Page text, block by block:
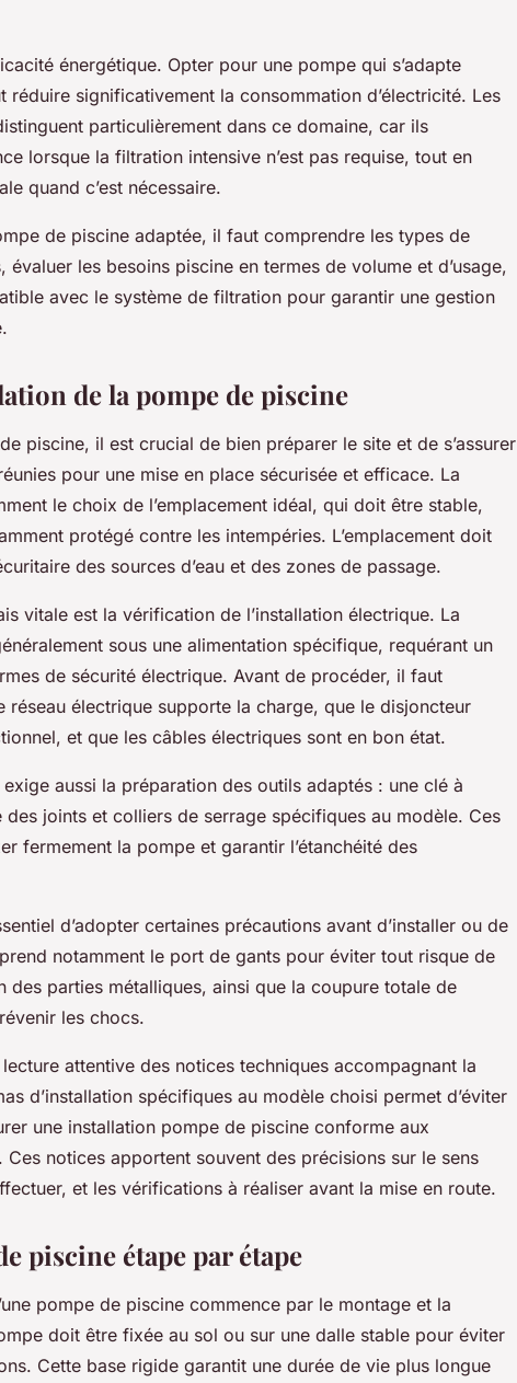
énergétique. Opter pour une pompe qui s’adapte
réduire significativement la consommation d’électricité. Les
particulièrement dans ce domaine, car ils
lorsque la filtration intensive n’est pas requise, tout en
quand c’est nécessaire.
de piscine adaptée, il faut comprendre les types de
les besoins piscine en termes de volume et d’usage,
avec le système de filtration pour garantir une gestion
de la pompe de piscine
piscine, il est crucial de bien préparer le site et de s’assurer
pour une mise en place sécurisée et efficace. La
le choix de l’emplacement idéal, qui doit être stable,
protégé contre les intempéries. L’emplacement doit
des sources d’eau et des zones de passage.
vitale est la vérification de l’installation électrique. La
sous une alimentation spécifique, requérant un
de sécurité électrique. Avant de procéder, il faut
réseau électrique supporte la charge, que le disjoncteur
et que les câbles électriques sont en bon état.
aussi la préparation des outils adaptés : une clé à
joints et colliers de serrage spécifiques au modèle. Ces
fermement la pompe et garantir l’étanchéité des
d’adopter certaines précautions avant d’installer ou de
notamment le port de gants pour éviter tout risque de
des parties métalliques, ainsi que la coupure totale de
les chocs.
attentive des notices techniques accompagnant la
d’installation spécifiques au modèle choisi permet d’éviter
une installation pompe de piscine conforme aux
notices apportent souvent des précisions sur le sens
et les vérifications à réaliser avant la mise en route.
piscine étape par étape
pompe de piscine commence par le montage et la
doit être fixée au sol ou sur une dalle stable pour éviter
Cette base rigide garantit une durée de vie plus longue